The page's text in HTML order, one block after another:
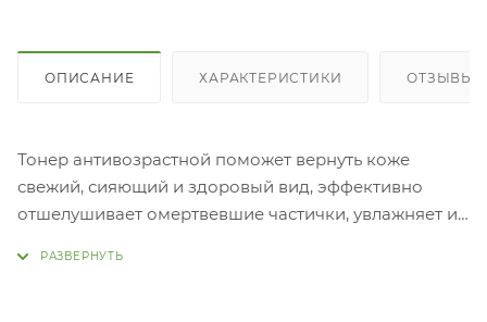
ОПИСАНИЕ ХАРАКТЕРИСТИКИ ОТЗЫВЫ
Тонер антивозрастной поможет вернуть коже
свежий, сияющий и здоровый вид, эффективно
отшелушивает омертвевшие частички, увлажняет и